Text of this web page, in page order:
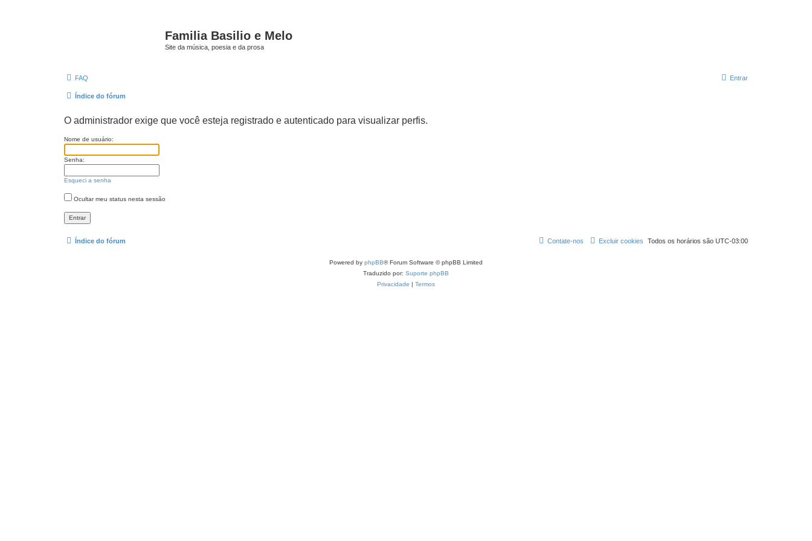
Familia Basilio e Melo
Site da música, poesia e da prosa
FAQ Entrar
Índice do fórum
O administrador exige que você esteja registrado e autenticado para visualizar perfis.
Nome de usuário:
Senha:
Esqueci a senha
Ocultar meu status nesta sessão
Índice do fórum Todos os horários são UTC-03:00
Excluir cookies
Contate-nos
Powered by phpBB® Forum Software © phpBB Limited
Traduzido por: Suporte phpBB
Privacidade | Termos